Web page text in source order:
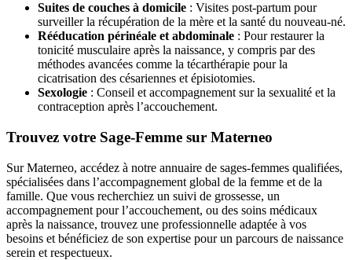
Suites de couches à domicile : Visites post-partum pour
surveiller la récupération de la mère et la santé du nouveau-né.
Rééducation périnéale et abdominale : Pour restaurer la
tonicité musculaire après la naissance, y compris par des
méthodes avancées comme la técarthérapie pour la
cicatrisation des césariennes et épisiotomies.
Sexologie : Conseil et accompagnement sur la sexualité et la
contraception après l’accouchement.
Trouvez votre Sage-Femme sur Materneo
Sur Materneo, accédez à notre annuaire de sages-femmes qualifiées,
spécialisées dans l’accompagnement global de la femme et de la
famille. Que vous recherchiez un suivi de grossesse, un
accompagnement pour l’accouchement, ou des soins médicaux
après la naissance, trouvez une professionnelle adaptée à vos
besoins et bénéficiez de son expertise pour un parcours de naissance
serein et respectueux.